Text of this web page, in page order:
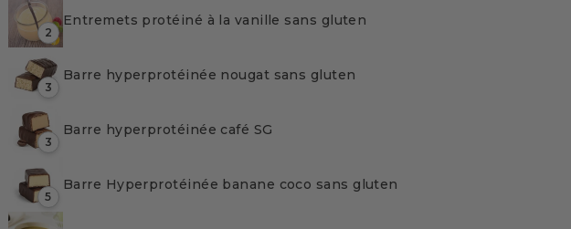
2
Entremets protéiné à la vanille sans gluten
3
Barre hyperprotéinée nougat sans gluten
3
Barre hyperprotéinée café SG
5
Barre Hyperprotéinée banane coco sans gluten